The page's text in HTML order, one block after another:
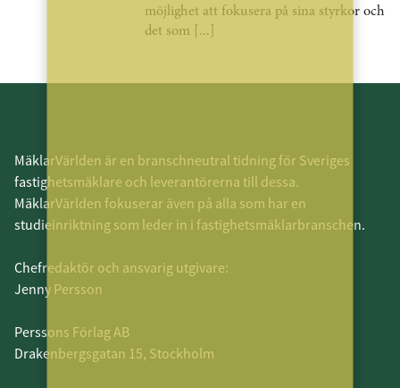
möjlighet att fokusera på sina styrkor och
det som [...]
MäklarVärlden är en branschneutral tidning för Sveriges
fastighetsmäklare och leverantörerna till dessa.
MäklarVärlden fokuserar även på alla som har en
studieinriktning som leder in i fastighetsmäklarbranschen.
Chefredaktör och ansvarig utgivare:
Jenny Persson
Perssons Förlag AB
Drakenbergsgatan 15, Stockholm